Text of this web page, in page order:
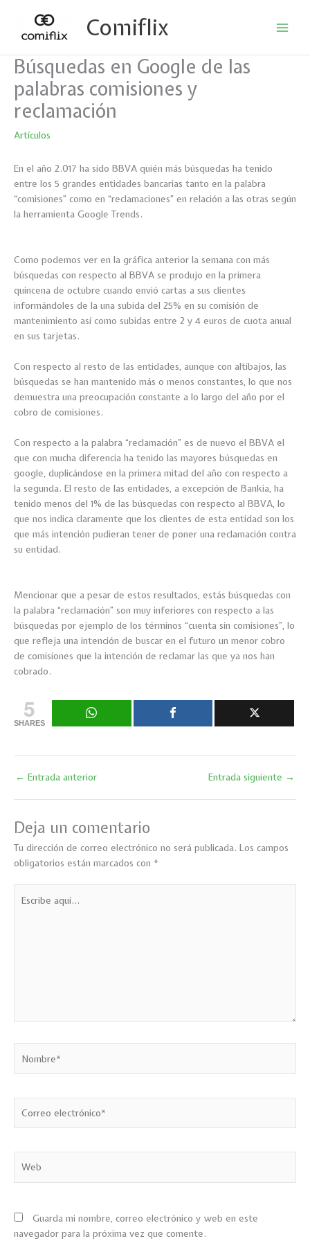
contenido
Comiflix
Búsquedas en Google de las
palabras comisiones y
reclamación
Artículos
En el año 2.017 ha sido BBVA quién más búsquedas ha tenido
entre los 5 grandes entidades bancarias tanto en la palabra
“comisiones” como en “reclamaciones” en relación a las otras según
la herramienta Google Trends.
Como podemos ver en la gráfica anterior la semana con más
búsquedas con respecto al BBVA se produjo en la primera
quincena de octubre cuando envió cartas a sus clientes
informándoles de la una subida del 25% en su comisión de
mantenimiento así como subidas entre 2 y 4 euros de cuota anual
en sus tarjetas.
Con respecto al resto de las entidades, aunque con altibajos, las
búsquedas se han mantenido más o menos constantes, lo que nos
demuestra una preocupación constante a lo largo del año por el
cobro de comisiones.
Con respecto a la palabra “reclamación” es de nuevo el BBVA el
que con mucha diferencia ha tenido las mayores búsquedas en
google, duplicándose en la primera mitad del año con respecto a
la segunda. El resto de las entidades, a excepción de Bankia, ha
tenido menos del 1% de las búsquedas con respecto al BBVA, lo
que nos indica claramente que los clientes de esta entidad son los
que más intención pudieran tener de poner una reclamación contra
su entidad.
Mencionar que a pesar de estos resultados, estás búsquedas con
la palabra “reclamación” son muy inferiores con respecto a las
búsquedas por ejemplo de los términos “cuenta sin comisiones”, lo
que refleja una intención de buscar en el futuro un menor cobro
de comisiones que la intención de reclamar las que ya nos han
cobrado.
5
SHARES
← Entrada anterior Entrada siguiente →
Deja un comentario
Tu dirección de correo electrónico no será publicada. Los campos
obligatorios están marcados con *
aquí...
electrónico*
Guarda mi nombre, correo electrónico y web en este
navegador para la próxima vez que comente.